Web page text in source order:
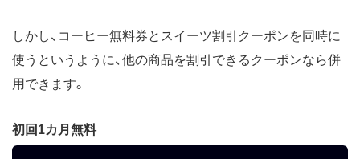
しかし、コーヒー無料券とスイーツ割引クーポンを同時に
使うというように、他の商品を割引できるクーポンなら併
用できます。
初回1カ月無料